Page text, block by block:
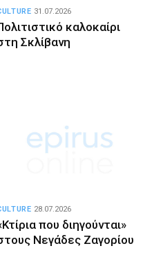
καλοκαίρι
Σκλίβανη
31.07.2026
που διηγούνται»
Νεγάδες Ζαγορίου
28.07.2026